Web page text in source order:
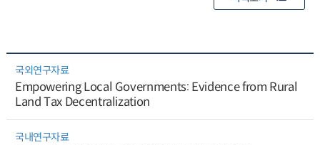
국외연구자료
Empowering Local Governments: Evidence from Rural
Land Tax Decentralization
국내연구자료